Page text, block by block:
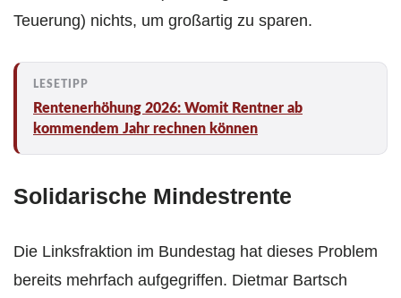
Teuerung) nichts, um großartig zu sparen.
Rentenerhöhung 2026: Womit Rentner ab
kommendem Jahr rechnen können
Solidarische Mindestrente
Die Linksfraktion im Bundestag hat dieses Problem
bereits mehrfach aufgegriffen. Dietmar Bartsch